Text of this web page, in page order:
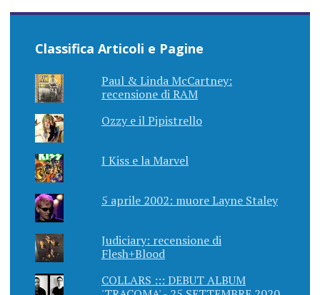
Classifica Articoli e Pagine
Paul & Linda McCartney:
recensione di RAM
Ozzy e il Pipistrello
I Kiss e la Marvel
5 aprile 2002: muore Layne Staley
Judiciary: recensione di
Flesh+Blood
COLLARS ::: DEBUT ALBUM